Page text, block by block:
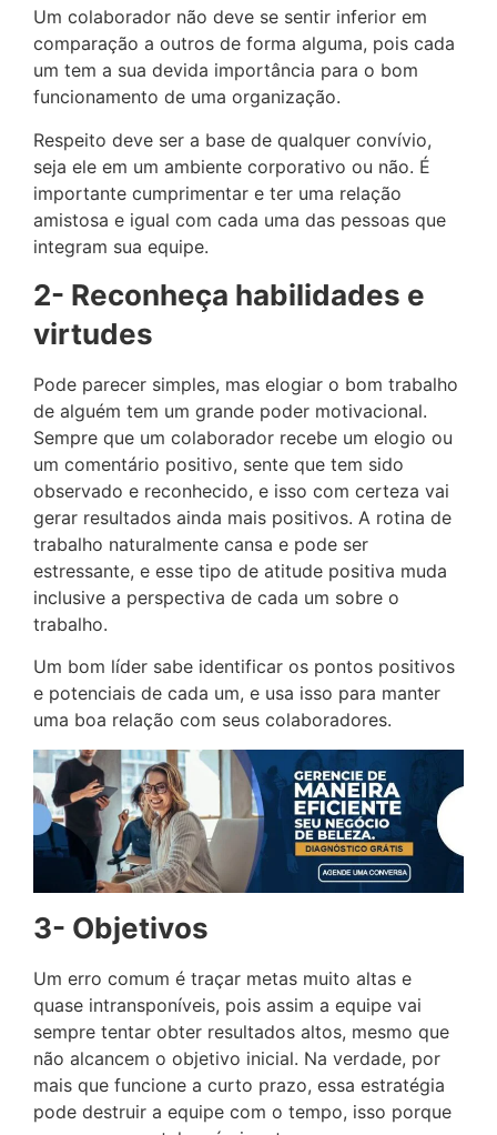
Um colaborador não deve se sentir inferior em
comparação a outros de forma alguma, pois cada
um tem a sua devida importância para o bom
funcionamento de uma organização.
Respeito deve ser a base de qualquer convívio,
seja ele em um ambiente corporativo ou não. É
importante cumprimentar e ter uma relação
amistosa e igual com cada uma das pessoas que
integram sua equipe.
2- Reconheça habilidades e
virtudes
Pode parecer simples, mas elogiar o bom trabalho
de alguém tem um grande poder motivacional.
Sempre que um colaborador recebe um elogio ou
um comentário positivo, sente que tem sido
observado e reconhecido, e isso com certeza vai
gerar resultados ainda mais positivos. A rotina de
trabalho naturalmente cansa e pode ser
estressante, e esse tipo de atitude positiva muda
inclusive a perspectiva de cada um sobre o
trabalho.
Um bom líder sabe identificar os pontos positivos
e potenciais de cada um, e usa isso para manter
uma boa relação com seus colaboradores.
3- Objetivos
Um erro comum é traçar metas muito altas e
quase intransponíveis, pois assim a equipe vai
sempre tentar obter resultados altos, mesmo que
não alcancem o objetivo inicial. Na verdade, por
mais que funcione a curto prazo, essa estratégia
pode destruir a equipe com o tempo, isso porque